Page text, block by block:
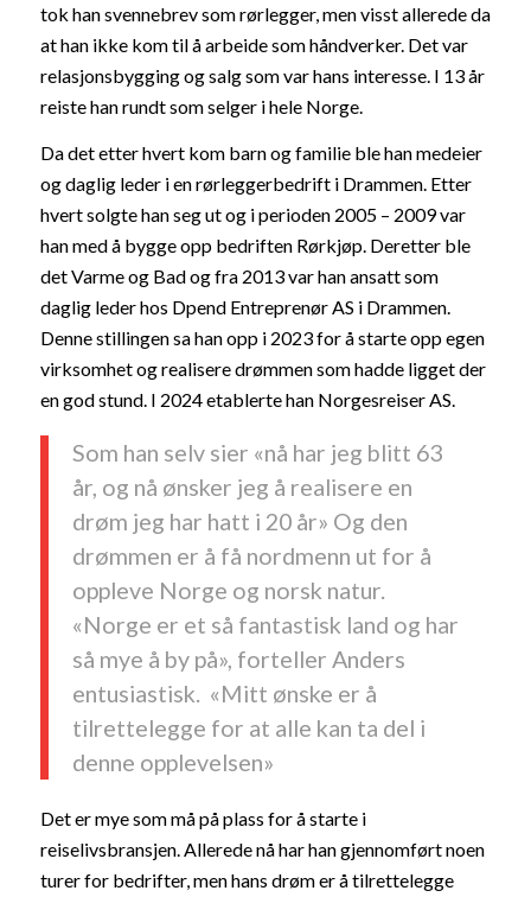
tok han svennebrev som rørlegger, men visst allerede da
at han ikke kom til å arbeide som håndverker. Det var
relasjonsbygging og salg som var hans interesse. I 13 år
reiste han rundt som selger i hele Norge.
Da det etter hvert kom barn og familie ble han medeier
og daglig leder i en rørleggerbedrift i Drammen. Etter
hvert solgte han seg ut og i perioden 2005 – 2009 var
han med å bygge opp bedriften Rørkjøp. Deretter ble
det Varme og Bad og fra 2013 var han ansatt som
daglig leder hos Dpend Entreprenør AS i Drammen.
Denne stillingen sa han opp i 2023 for å starte opp egen
virksomhet og realisere drømmen som hadde ligget der
en god stund. I 2024 etablerte han Norgesreiser AS.
Som han selv sier «nå har jeg blitt 63
år, og nå ønsker jeg å realisere en
drøm jeg har hatt i 20 år» Og den
drømmen er å få nordmenn ut for å
oppleve Norge og norsk natur.
«Norge er et så fantastisk land og har
så mye å by på», forteller Anders
entusiastisk. «Mitt ønske er å
tilrettelegge for at alle kan ta del i
denne opplevelsen»
Det er mye som må på plass for å starte i
reiselivsbransjen. Allerede nå har han gjennomført noen
turer for bedrifter, men hans drøm er å tilrettelegge